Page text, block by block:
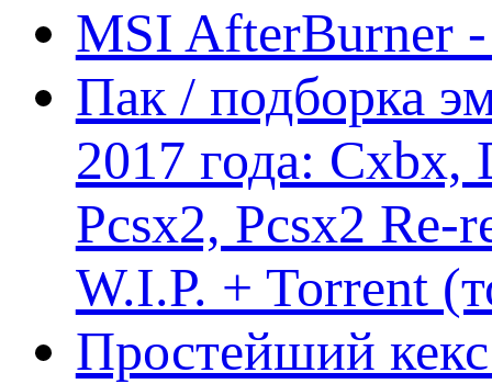
MSI AfterBurner
Пак / подборка
2017 года:
Pcsx2, Pcsx2
W.I.P. + Torrent
Простейший кекс